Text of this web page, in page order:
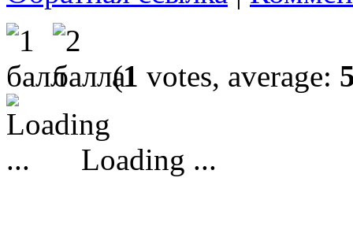
(1 votes, average:
Loading ...